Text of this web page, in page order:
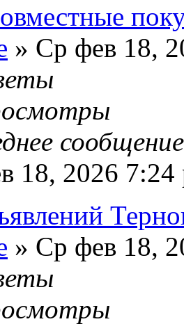
» Ср фев 18,
18, 2026 7:24
» Ср фев 18,